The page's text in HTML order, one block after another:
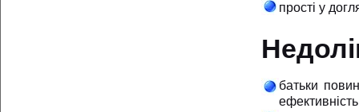
прості у
батьки